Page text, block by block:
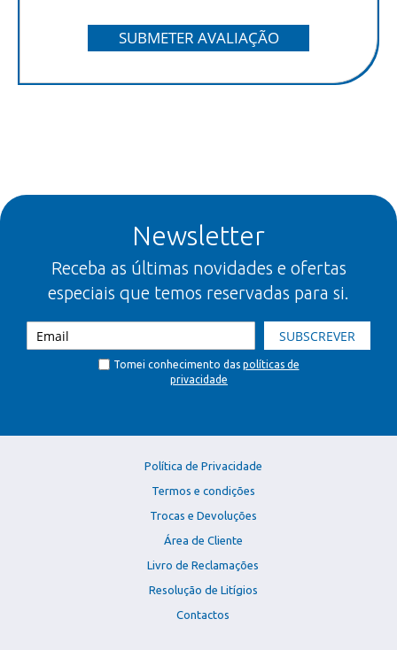
SUBMETER AVALIAÇÃO
Newsletter
Receba as últimas novidades e ofertas
especiais que temos reservadas para si.
SUBSCREVER
Tomei conhecimento das políticas de
privacidade
Política de Privacidade
Termos e condições
Trocas e Devoluções
Área de Cliente
Livro de Reclamações
Resolução de Litígios
Contactos